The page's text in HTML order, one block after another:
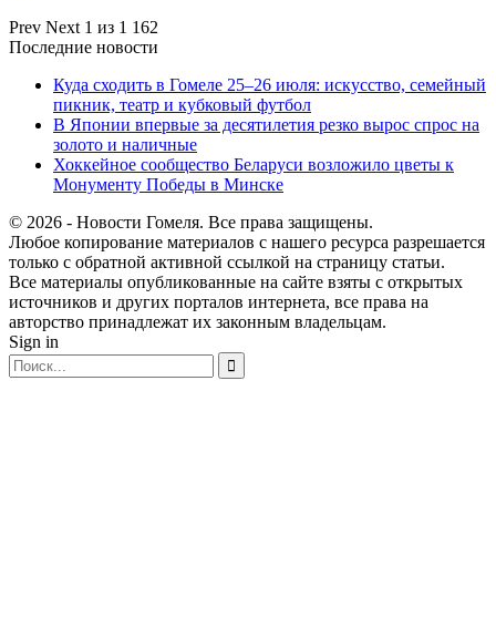
Prev Next 1 из 1 162
Последние новости
Куда сходить в Гомеле 25–26 июля: искусство, семейный
пикник, театр и кубковый футбол
В Японии впервые за десятилетия резко вырос спрос на
золото и наличные
Хоккейное сообщество Беларуси возложило цветы к
Монументу Победы в Минске
© 2026 - Новости Гомеля. Все права защищены.
Любое копирование материалов с нашего ресурса разрешается
только с обратной активной ссылкой на страницу статьи.
Все материалы опубликованные на сайте взяты с открытых
источников и других порталов интернета, все права на
авторство принадлежат их законным владельцам.
Sign in